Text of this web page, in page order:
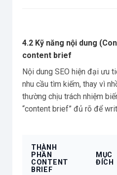
4.2 Kỹ năng nội dung
content brief
Nội dung SEO hiện đại ưu
nhu cầu tìm kiếm, thay vì
thường chịu trách nhiệm
“content brief” đủ rõ để
THÀNH
PHẦN
CONTENT
BRIEF
MỤC
ĐÍCH